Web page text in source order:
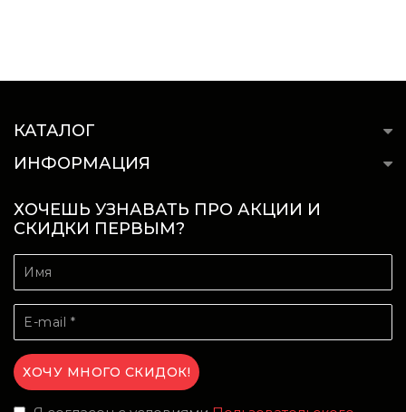
КАТАЛОГ
ИНФОРМАЦИЯ
ХОЧЕШЬ УЗНАВАТЬ ПРО АКЦИИ И
СКИДКИ ПЕРВЫМ?